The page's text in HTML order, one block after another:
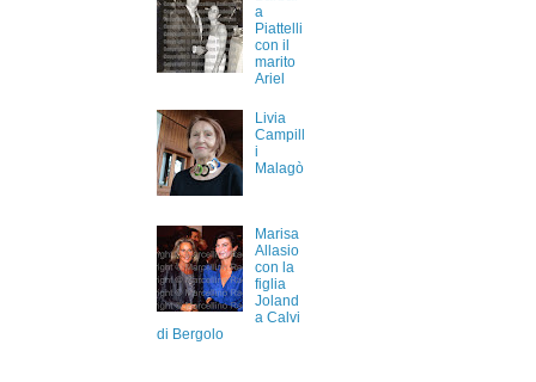
a
Piattelli
con il
marito
Ariel
Livia
Campill
i
Malagò
Marisa
Allasio
con la
figlia
Joland
a Calvi
di Bergolo